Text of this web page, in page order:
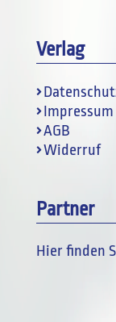
Verlag
Impressum
AGB
Widerruf
Partner
Hier finden